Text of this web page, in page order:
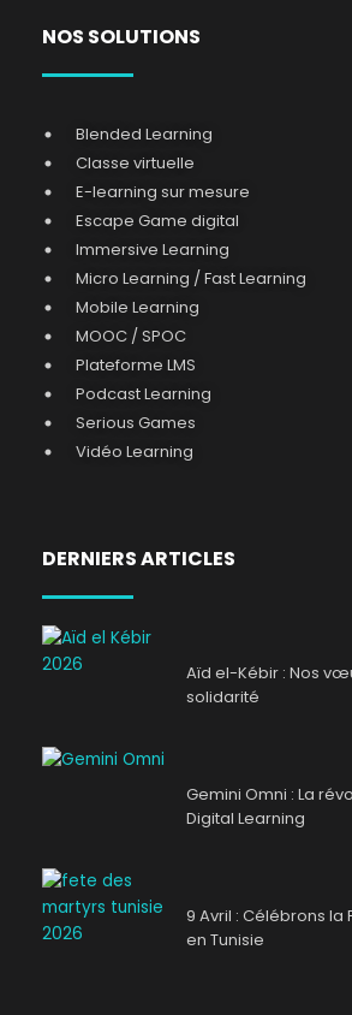
NOS SOLUTIONS
Blended Learning
Classe virtuelle
E-learning sur mesure
Escape Game digital
Immersive Learning
Micro Learning / Fast Learning
Mobile Learning
MOOC / SPOC
Plateforme LMS
Podcast Learning
Serious Games
Vidéo Learning
DERNIERS ARTICLES
Aïd el-Kébir : Nos
solidarité
Gemini Omni : La
Digital Learning
9 Avril : Célébrons la
en Tunisie